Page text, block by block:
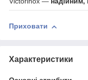
Приховати
Характеристики